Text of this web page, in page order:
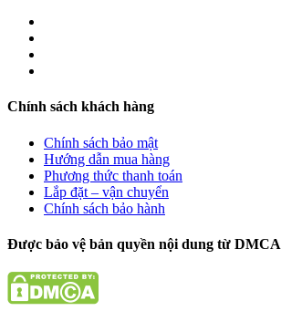
Chính sách khách hàng
Chính sách bảo mật
Hướng dẫn mua hàng
Phương thức thanh toán
Lắp đặt – vận chuyển
Chính sách bảo hành
Được bảo vệ bản quyền nội dung từ DMCA